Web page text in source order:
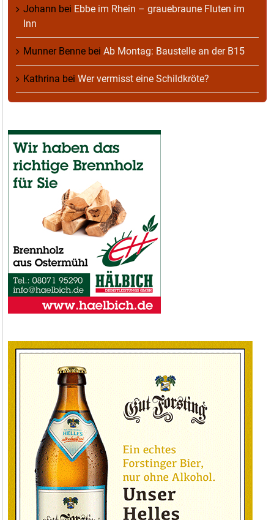
Johann bei Ebbe im Rhein – grauebraune Fluten im
Inn
Munner Benne bei Ab Montag: Baustelle an der B15
Kathrina bei Wer vermisst eine Schildkröte?